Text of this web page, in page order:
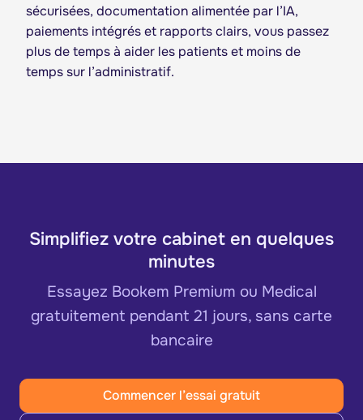
sécurisées, documentation alimentée par l’IA,
paiements intégrés et rapports clairs, vous passez
plus de temps à aider les patients et moins de
temps sur l’administratif.
Simplifiez votre cabinet en quelques
minutes
Essayez Bookem Premium ou Medical
gratuitement pendant 21 jours, sans carte
bancaire
Commencer l’essai gratuit